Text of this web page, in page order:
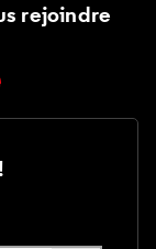
rejoindre